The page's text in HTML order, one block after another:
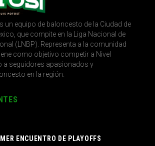
un equipo de baloncesto de la Ciudad de
que compite en la Liga Nacional de
(LNBP). Representa a la comunidad
como objetivo competir a Nivel
a seguidores apasionados y
en la región.
ENCUENTRO DE PLAYOFFS